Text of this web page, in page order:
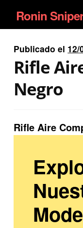
Ir
a
la
navegación
Ir
al
contenido
Ronin
EQUIPAMIENTO
SATELITALES
Publicado el 12/
Rifle
Negro
Rifle Aire